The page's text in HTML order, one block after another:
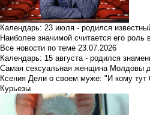
Календарь: 23 июля - родился
Наиболее значимой считается его
Все новости по теме 23.07.2026
Календарь: 15 августа - родился
Самая сексуальная женщина Молдовы
Ксения Дели о своем муже: "И кому тут
Курьезы